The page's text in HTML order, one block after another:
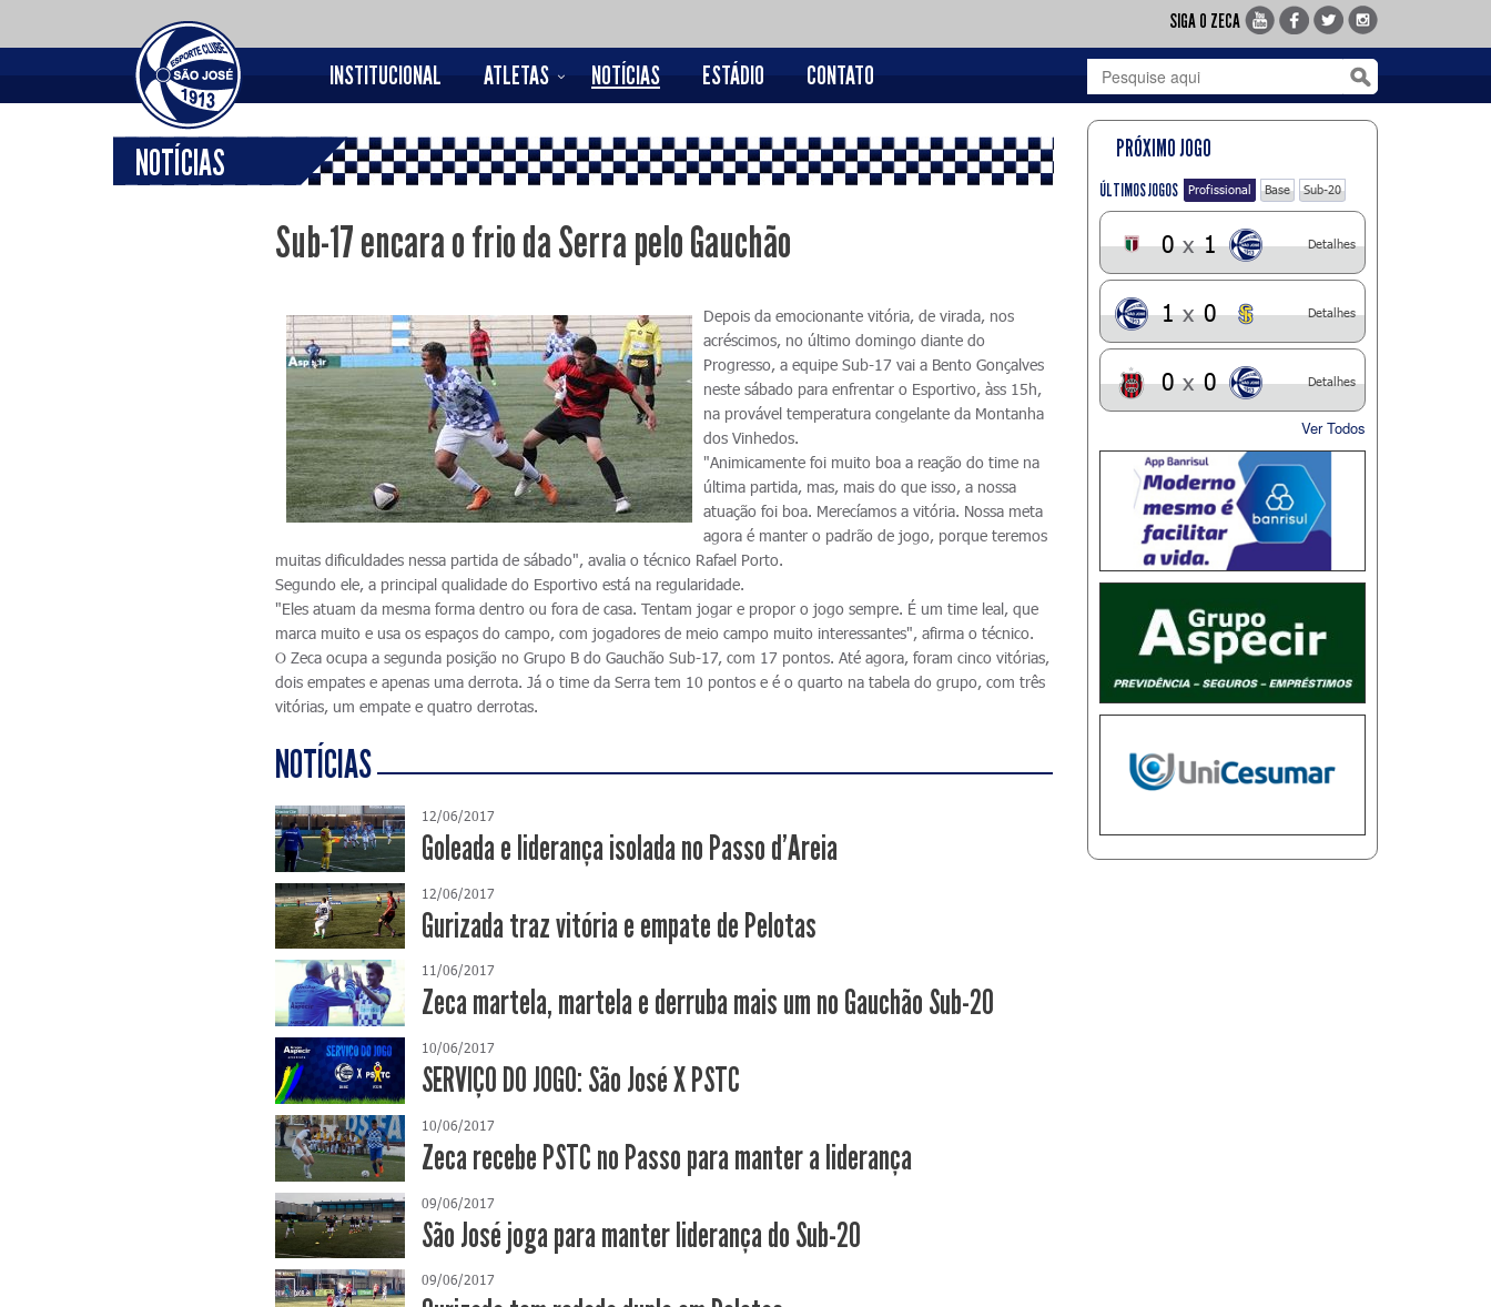
SIGA O ZECA
INSTITUCIONAL ATLETAS NOTÍCIAS ESTÁDIO CONTATO
NOTÍCIAS
Sub-17 encara o frio da Serra pelo Gauchão
Depois da emocionante vitória, de virada, nos
acréscimos, no último domingo diante do
Progresso, a equipe Sub-17 vai a Bento Gonçalves
neste sábado para enfrentar o Esportivo, àss 15h,
na provável temperatura congelante da Montanha
dos Vinhedos.
"Animicamente foi muito boa a reação do time na
última partida, mas, mais do que isso, a nossa
atuação foi boa. Merecíamos a vitória. Nossa meta
agora é manter o padrão de jogo, porque teremos
muitas dificuldades nessa partida de sábado", avalia o técnico Rafael Porto.
Segundo ele, a principal qualidade do Esportivo está na regularidade.
"Eles atuam da mesma forma dentro ou fora de casa. Tentam jogar e propor o jogo sempre. É um time leal, que
marca muito e usa os espaços do campo, com jogadores de meio campo muito interessantes", afirma o técnico.
O Zeca ocupa a segunda posição no Grupo B do Gauchão Sub-17, com 17 pontos. Até agora, foram cinco vitórias,
dois empates e apenas uma derrota. Já o time da Serra tem 10 pontos e é o quarto na tabela do grupo, com três
vitórias, um empate e quatro derrotas.
NOTÍCIAS
12/06/2017
Goleada e liderança isolada no Passo d'Areia
12/06/2017
Gurizada traz vitória e empate de Pelotas
11/06/2017
Zeca martela, martela e derruba mais um no Gauchão Sub-20
10/06/2017
SERVIÇO DO JOGO: São José X PSTC
10/06/2017
Zeca recebe PSTC no Passo para manter a liderança
09/06/2017
São José joga para manter liderança do Sub-20
09/06/2017
PRÓXIMO JOGO
ÚLTIMOS JOGOS Profissional Base Sub-20
0 x 1 Detalhes
1 x 0 Detalhes
0 x 0 Detalhes
Ver Todos